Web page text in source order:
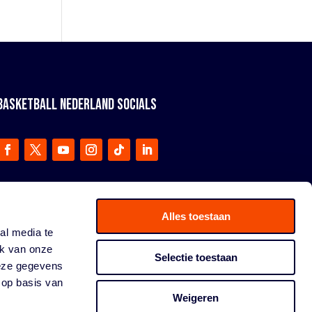
media te
van onze
gegevens
basis van
Alles toestaan
Selectie toestaan
Weigeren
NEDERLAND SOCIALS